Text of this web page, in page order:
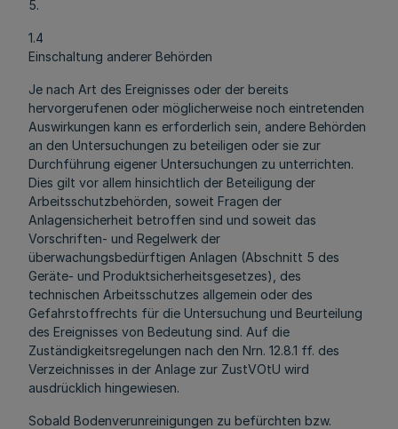
5.
1.4
Einschaltung anderer Behörden
Je nach Art des Ereignisses oder der bereits
hervorgerufenen oder möglicherweise noch eintretenden
Auswirkungen kann es erforderlich sein, andere Behörden
an den Untersuchungen zu beteiligen oder sie zur
Durchführung eigener Untersuchungen zu unterrichten.
Dies gilt vor allem hinsichtlich der Beteiligung der
Arbeitsschutzbehörden, soweit Fragen der
Anlagensicherheit betroffen sind und soweit das
Vorschriften- und Regelwerk der
überwachungsbedürftigen Anlagen (Abschnitt 5 des
Geräte- und Produktsicherheitsgesetzes), des
technischen Arbeitsschutzes allgemein oder des
Gefahrstoffrechts für die Untersuchung und Beurteilung
des Ereignisses von Bedeutung sind. Auf die
Zuständigkeitsregelungen nach den Nrn. 12.8.1 ff. des
Verzeichnisses in der Anlage zur ZustVOtU wird
ausdrücklich hingewiesen.
Sobald Bodenverunreinigungen zu befürchten bzw.